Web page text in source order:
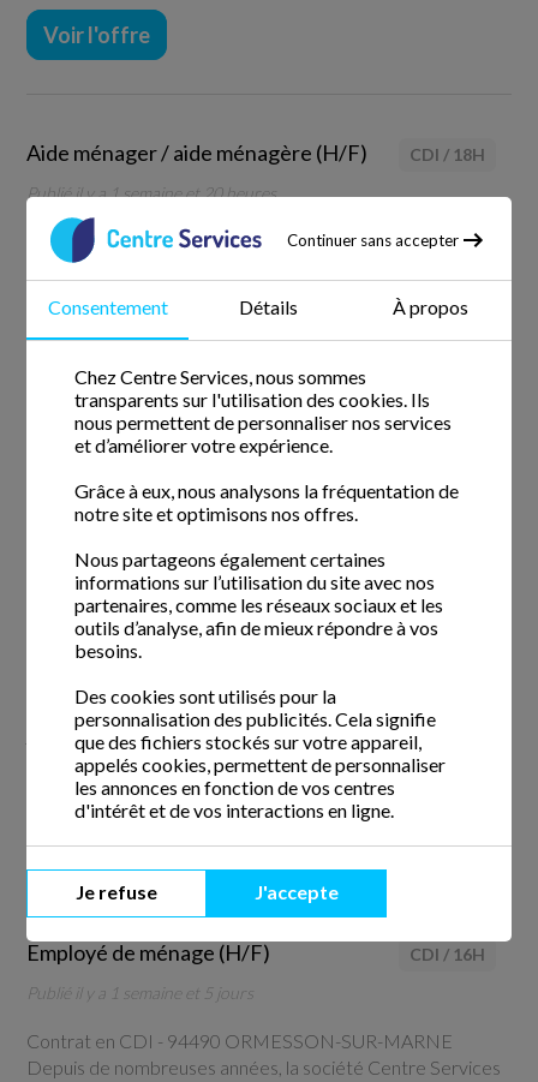
Continuer sans accepter
Consentement Détails À propos
Chez Centre Services, nous sommes
transparents sur l'utilisation des cookies. Ils
nous permettent de personnaliser nos services
et d’améliorer votre expérience.
Grâce à eux, nous analysons la fréquentation de
notre site et optimisons nos offres.
Nous partageons également certaines
informations sur l’utilisation du site avec nos
partenaires, comme les réseaux sociaux et les
outils d’analyse, afin de mieux répondre à vos
besoins.
Des cookies sont utilisés pour la
personnalisation des publicités. Cela signifie
que des fichiers stockés sur votre appareil,
appelés cookies, permettent de personnaliser
les annonces en fonction de vos centres
d'intérêt et de vos interactions en ligne.
Je refuse J'accepte
Voir l'offre
Aide ménager / aide ménagère (H/F) CDI/ 18H
Publié il y a 1 semaine et 20 heures
Contrat en CDI -94880 NOISEAU
Centre Services est une entreprise reconnue dans le
secteur des services à la personne. Elle fournit une large
gamme de prestations telles que le ménage/repassage, la
garde d’enfant, le jardinage et le bricolage chez les
particuliers qui vous ...
Voir l'offre
Publié il y a 1 semaine et 4 jours
Contrat en CDI -94490 ORMESSON-SUR-MARNE
Spécialisée dans les services à la personne, la société
prestations de ménage, de repassage, de garde d’enfant, de
jardinage et de petit bricolage.
Nous recherchons des Aides-ménagers / ...
Employé de ménage (H/F) CDI/ 16H
Publié il y a 1 semaine et 5 jours
Contrat en CDI - 94490 ORMESSON-SUR-MARNE
Depuis de nombreuses années, la société Centre Services